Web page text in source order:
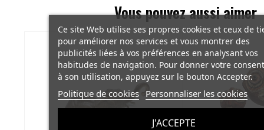
Vous pouvez aussi aimer
Ce site Web utilise ses propres cookies et ceux de
pour améliorer nos services et vous montrer des
publicités liées à vos préférences en analysant vos
habitudes de navigation. Pour donner votre
à son utilisation, appuyez sur le bouton Accepter.
Politique de cookies Personnaliser les cookies
J'ACCEPTE